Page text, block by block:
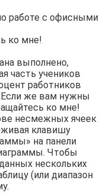
работе с офисными
ко мне!
выполнено,
часть учеников
работников
же вам нужны
ко мне!
несмежных ячеек
клавишу
на панели
Чтобы
нескольких
(или диапазон